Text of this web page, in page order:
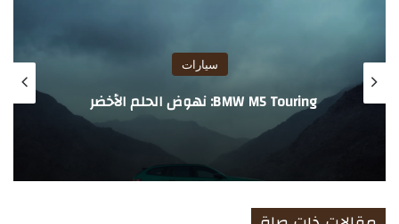
سيارات
BMW M5 Touring: نهوض الحلم الأخضر